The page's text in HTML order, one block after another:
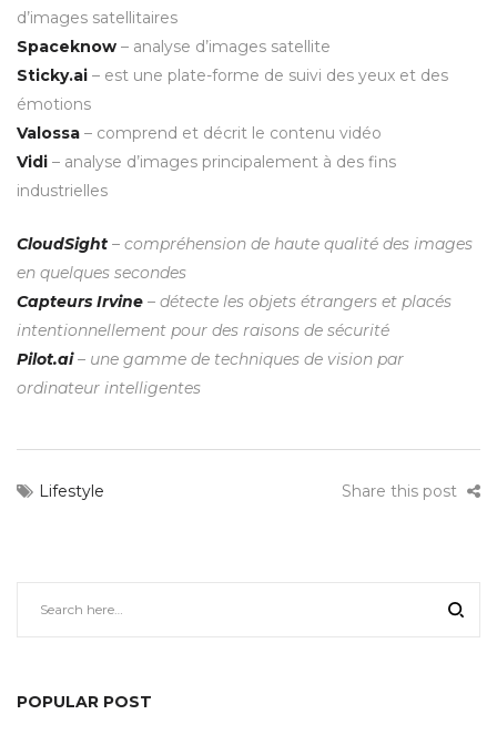
d’images satellitaires
Spaceknow – analyse d’images satellite
Sticky.ai – est une plate-forme de suivi des yeux et des
émotions
Valossa – comprend et décrit le contenu vidéo
Vidi – analyse d’images principalement à des fins
industrielles
CloudSight – compréhension de haute qualité des images
en quelques secondes
Capteurs Irvine – détecte les objets étrangers et placés
intentionnellement pour des raisons de sécurité
Pilot.ai– une gamme de techniques de vision par
ordinateur intelligentes
Lifestyle Share this post
POPULAR POST